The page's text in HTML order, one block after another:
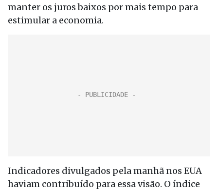
manter os juros baixos por mais tempo para
estimular a economia.
Indicadores divulgados pela manhã nos EUA
haviam contribuído para essa visão. O índice